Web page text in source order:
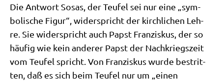
Die Ant­wort Sosas, der Teu­fel sei nur eine „sym­
bo­li­sche Figur“, wider­spricht der kirch­li­chen Leh­
re. Sie wider­spricht auch Papst Fran­zis­kus, der so
häu­fig wie kein ande­rer Papst der Nach­kriegs­zeit
vom Teu­fel spricht. Von Fran­zis­kus wur­de bestrit­
ten, daß es sich beim Teu­fel nur um „einen